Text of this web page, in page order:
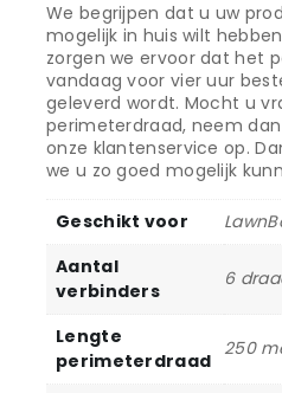
We begrijpen dat u uw
mogelijk in huis wilt
zorgen we ervoor dat het
vandaag voor vier uur
geleverd wordt. Mocht u
perimeterdraad, neem
onze klantenservice op.
we u zo goed mogelijk
Geschikt voor
Aantal
verbinders
6
Lengte
perimeterdraad
250